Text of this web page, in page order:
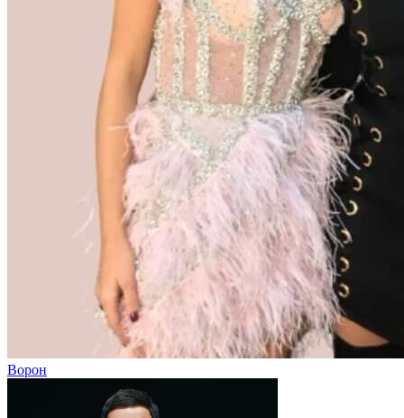
Ворон